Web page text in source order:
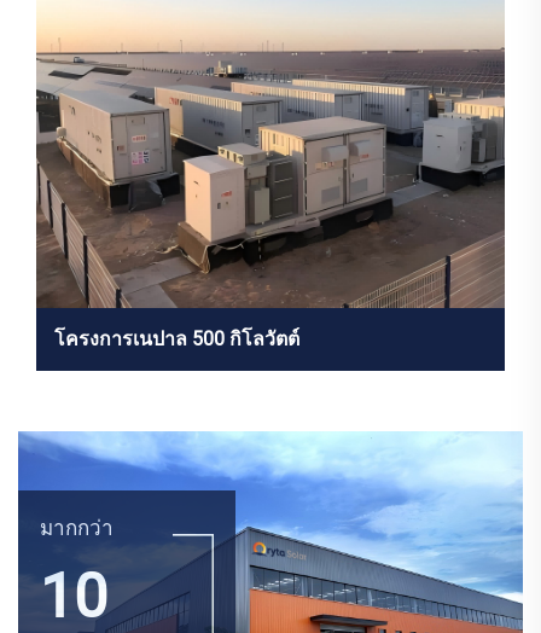
โครงการเนปาล 500 กิโลวัตต์
มากกว่า
10